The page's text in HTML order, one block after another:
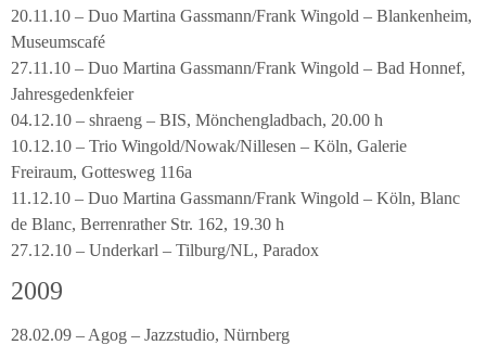
20.11.10 – Duo Martina Gassmann/Frank Wingold – Blankenheim,
Museumscafé
27.11.10 – Duo Martina Gassmann/Frank Wingold – Bad Honnef,
Jahresgedenkfeier
04.12.10 – shraeng – BIS, Mönchengladbach, 20.00 h
10.12.10 – Trio Wingold/Nowak/Nillesen – Köln, Galerie
Freiraum, Gottesweg 116a
11.12.10 – Duo Martina Gassmann/Frank Wingold – Köln, Blanc
de Blanc, Berrenrather Str. 162, 19.30 h
27.12.10 – Underkarl – Tilburg/NL, Paradox
2009
28.02.09 – Agog – Jazzstudio, Nürnberg